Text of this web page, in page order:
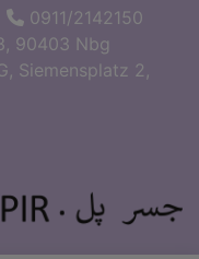
0911/2142150
90403 Nbg
Siemensplatz 2,